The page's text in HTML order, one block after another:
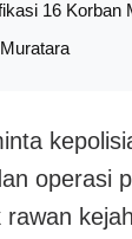
16 Korban
operasi
rawan